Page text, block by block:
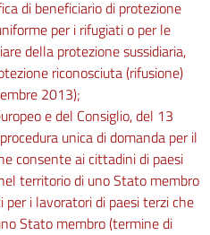
di beneficiario di protezione
per i rifugiati o per le
della protezione sussidiaria,
riconosciuta (rifusione)
2013);
e del Consiglio, del 13
unica di domanda per il
consente ai cittadini di paesi
territorio di uno Stato membro
i lavoratori di paesi terzi che
Stato membro (termine di